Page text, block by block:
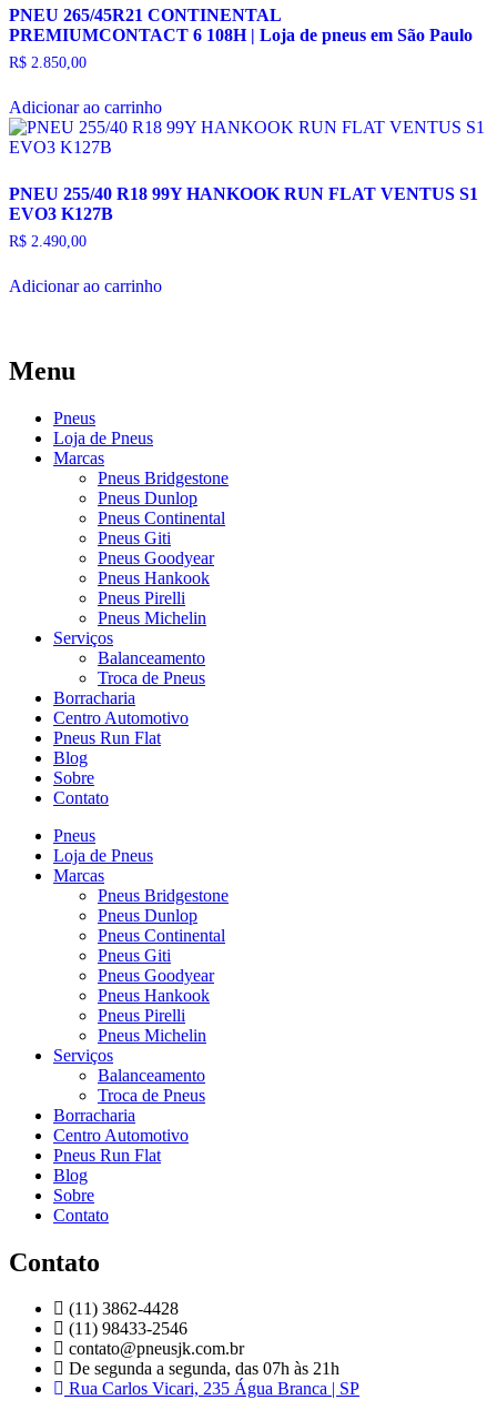
PNEU 265/45R21 CONTINENTAL
PREMIUMCONTACT 6 108H | Loja de pneus em São Paulo
R$ 2.850,00
Adicionar ao carrinho
PNEU 255/40 R18 99Y HANKOOK RUN FLAT VENTUS S1
EVO3 K127B
R$ 2.490,00
Adicionar ao carrinho
Menu
Pneus
Loja de Pneus
Marcas
Pneus Bridgestone
Pneus Dunlop
Pneus Continental
Pneus Giti
Pneus Goodyear
Pneus Hankook
Pneus Pirelli
Pneus Michelin
Serviços
Balanceamento
Troca de Pneus
Borracharia
Centro Automotivo
Pneus Run Flat
Blog
Sobre
Contato
Pneus
Loja de Pneus
Marcas
Pneus Bridgestone
Pneus Dunlop
Pneus Continental
Pneus Giti
Pneus Goodyear
Pneus Hankook
Pneus Pirelli
Pneus Michelin
Serviços
Balanceamento
Troca de Pneus
Borracharia
Centro Automotivo
Pneus Run Flat
Blog
Sobre
Contato
Contato
(11) 3862-4428
(11) 98433-2546
contato@pneusjk.com.br
De segunda a segunda, das 07h às 21h
Rua Carlos Vicari, 235 Água Branca | SP